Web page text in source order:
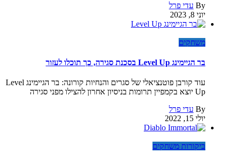
By עדי פרל
יוני 8, 2023
משחקים
בר הגיימינג Level Up בסכנת סגירה, כך תוכלו לעזור
עוד קורבן פוטנציאלי של סגרים והנחיות קורונה: בר הגיימינג Level
Up יוצא בקמפיין תרומות בניסיון אחרון להצילו מפני סגירה
By עדי פרל
יולי 15, 2022
ביקורות משחקים